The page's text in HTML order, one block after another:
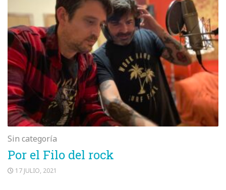
Sin categoría
Por el Filo del rock
17 JULIO, 2021